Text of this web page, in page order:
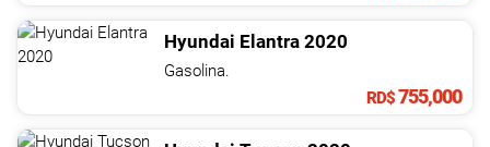
Hyundai Elantra 2020
Gasolina.
RD$755,000